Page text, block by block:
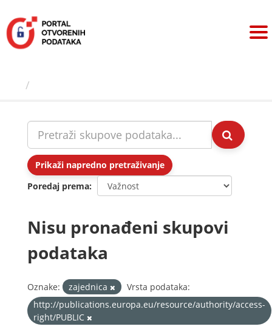
sadržaj
Prikaži napredno pretraživanje
Poredaj prema
Nisu pronađeni skupovi
podataka
Oznake: zajednica
Vrsta podataka:
http://publications.europa.eu/resource/authority/access-
right/PUBLIC